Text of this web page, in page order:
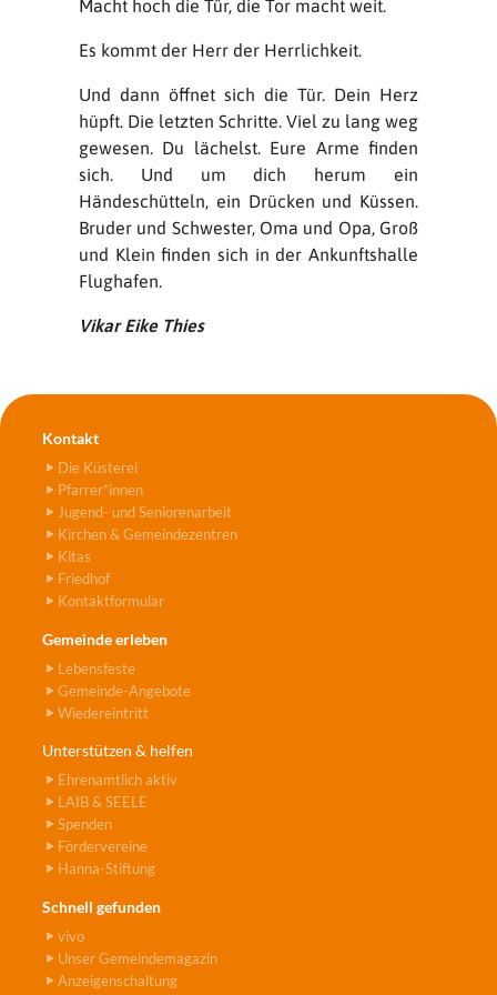
Macht hoch die Tür, die Tor macht weit.
Es kommt der Herr der Herrlichkeit.
Und dann öffnet sich die Tür. Dein Herz
hüpft. Die letzten Schritte. Viel zu lang weg
gewesen. Du lächelst. Eure Arme finden
sich. Und um dich herum ein
Händeschütteln, ein Drücken und Küssen.
Bruder und Schwester, Oma und Opa, Groß
und Klein finden sich in der Ankunftshalle
Flughafen.
Vikar Eike Thies
Kontakt
Die Küsterei
Pfarrer*innen
Jugend- und Seniorenarbeit
Kirchen & Gemeindezentren
Kitas
Friedhof
Kontaktformular
Gemeinde erleben
Lebensfeste
Gemeinde-Angebote
Wiedereintritt
Unterstützen & helfen
Ehrenamtlich aktiv
LAIB & SEELE
Spenden
Fördervereine
Hanna-Stiftung
Schnell gefunden
vivo
Unser Gemeindemagazin
Anzeigenschaltung